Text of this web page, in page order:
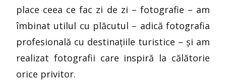
place ceea ce fac zi de zi – fotografie – am
îmbinat utilul cu plăcutul – adică fotografia
profesională cu destinațiile turistice – și am
realizat fotografii care inspiră la călătorie
orice privitor.